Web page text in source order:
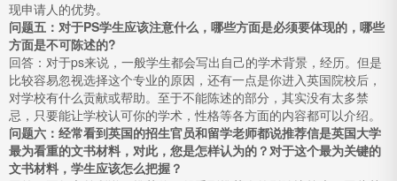
现申请人的优势。
问题五：对于PS学生应该注意什么，哪些方面是必须要体现的，哪些
方面是不可陈述的?
回答：对于ps来说，一般学生都会写出自己的学术背景，经历。但是
比较容易忽视选择这个专业的原因，还有一点是你进入英国院校后，
对学校有什么贡献或帮助。至于不能陈述的部分，其实没有太多禁
忌，只要能让学校认可你的学术，性格等各方面的内容都可以介绍。
问题六：经常看到英国的招生官员和留学老师都说推荐信是英国大学
最为看重的文书材料，对此，您是怎样认为的？对于这个最为关键的
文书材料，学生应该怎么把握？